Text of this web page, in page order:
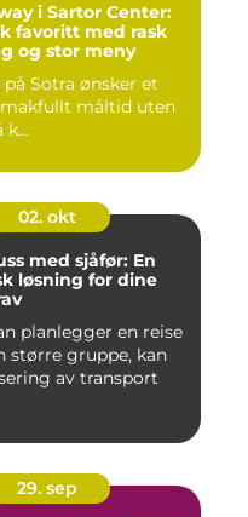
i Sartor Center:
favoritt med rask
og stor meny
på Sotra ønsker et
måltid uten
k...
02. okt
med sjåfør: En
løsning for dine
planlegger en reise
større gruppe, kan
av transport
29. sep